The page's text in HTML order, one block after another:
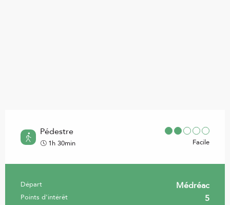
Pédestre
1h 30min Facile
Informations pratiques
Départ Médréac
Points d'intérêt 5